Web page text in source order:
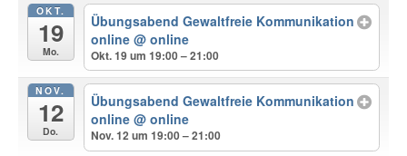
OKT.
19
Mo.
Übungsabend Gewaltfreie Kommunikation
online@ online
Okt. 19 um 19:00 – 21:00
NOV.
12
Do.
Übungsabend Gewaltfreie Kommunikation
online@ online
Nov. 12 um 19:00 – 21:00